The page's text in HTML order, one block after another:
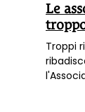
Le
Troppi